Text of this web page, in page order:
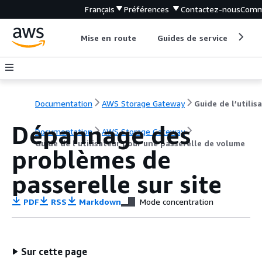
Français Préférences Contactez-nous
Mise en route Guides de service
Documentation AWS Storage Gateway
Documentation
AWS Storage Gateway
Guide de l’utilisateur pour une passerelle de volume
Dépannage des
problèmes de
passerelle sur site
PDF RSS Markdown Mode concentration
Sur cette page